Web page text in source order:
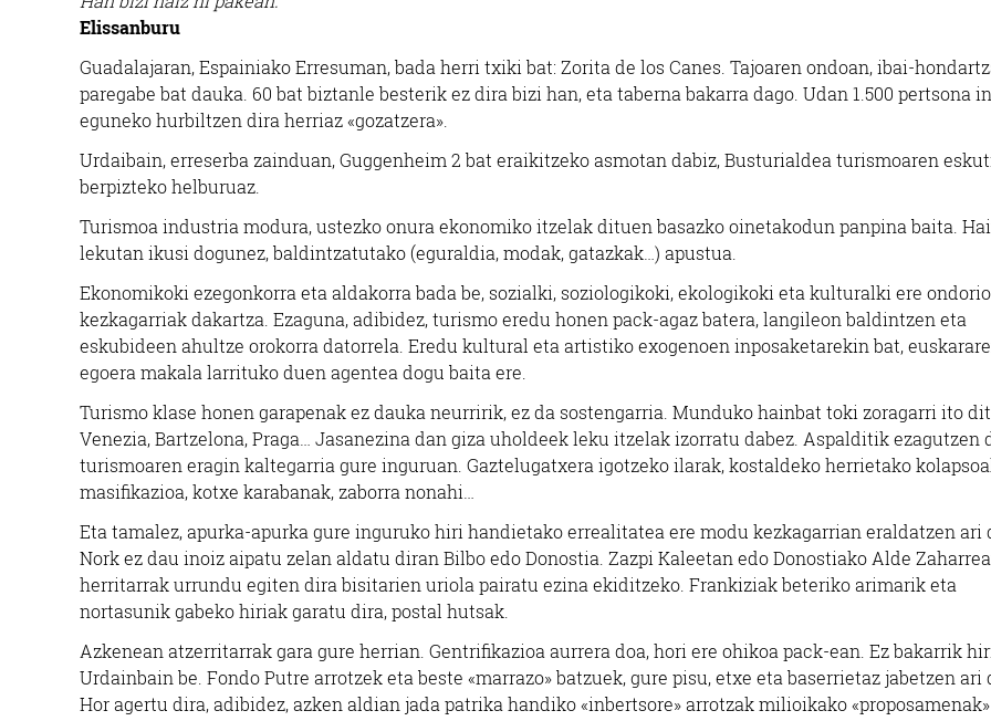
Elissanburu
Guadalajaran, Espainiako Erresuman, bada herri txiki bat: Zorita de los Canes. Tajoaren ondoan, ibai-
paregabe bat dauka. 60 bat biztanle besterik ez dira bizi han, eta taberna bakarra dago. Udan 1.500 pertsona
eguneko hurbiltzen dira herriaz «gozatzera».
Urdaibain, erreserba zainduan, Guggenheim 2 bat eraikitzeko asmotan dabiz, Busturialdea turismoaren
berpizteko helburuaz.
Turismoa industria modura, ustezko onura ekonomiko itzelak dituen basazko oinetakodun panpina baita.
lekutan ikusi dogunez, baldintzatutako (eguraldia, modak, gatazkak…) apustua.
Ekonomikoki ezegonkorra eta aldakorra bada be, sozialki, soziologikoki, ekologikoki eta kulturalki ere ondorio
kezkagarriak dakartza. Ezaguna, adibidez, turismo eredu honen pack-agaz batera, langileon baldintzen eta
eskubideen ahultze orokorra datorrela. Eredu kultural eta artistiko exogenoen inposaketarekin bat,
egoera makala larrituko duen agentea dogu baita ere.
Turismo klase honen garapenak ez dauka neurririk, ez da sostengarria. Munduko hainbat toki zoragarri ito
Venezia, Bartzelona, Praga… Jasanezina dan giza uholdeek leku itzelak izorratu dabez. Aspalditik ezagutzen
turismoaren eragin kaltegarria gure inguruan. Gaztelugatxera igotzeko ilarak, kostaldeko herrietako
masifikazioa, kotxe karabanak, zaborra nonahi…
Eta tamalez, apurka-apurka gure inguruko hiri handietako errealitatea ere modu kezkagarrian eraldatzen ari
Nork ez dau inoiz aipatu zelan aldatu diran Bilbo edo Donostia. Zazpi Kaleetan edo Donostiako Alde
herritarrak urrundu egiten dira bisitarien uriola pairatu ezina ekiditzeko. Frankiziak beteriko arimarik eta
nortasunik gabeko hiriak garatu dira, postal hutsak.
Azkenean atzerritarrak gara gure herrian. Gentrifikazioa aurrera doa, hori ere ohikoa pack-ean. Ez bakarrik
Urdainbain be. Fondo Putre arrotzek eta beste «marrazo» batzuek, gure pisu, etxe eta baserrietaz jabetzen ari
Hor agertu dira, adibidez, azken aldian jada patrika handiko «inbertsore» arrotzak milioikako